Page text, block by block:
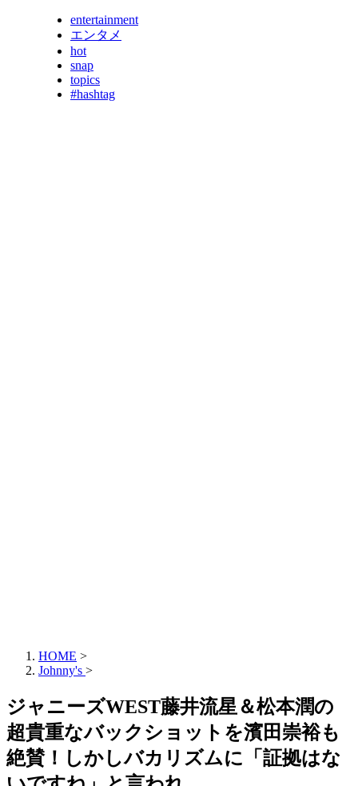
entertainment
エンタメ
hot
snap
topics
#hashtag
HOME >
Johnny's >
ジャニーズWEST藤井流星＆松本潤の
超貴重なバックショットを濱田崇裕も
絶賛！しかしバカリズムに「証拠はな